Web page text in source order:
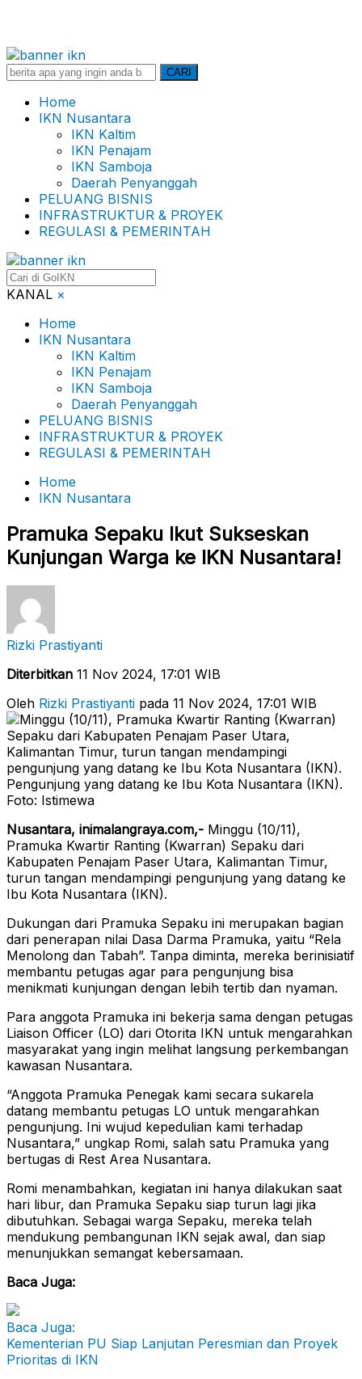
Search
CARI
Home
IKN Nusantara
IKN Kaltim
IKN Penajam
IKN Samboja
Daerah Penyanggah
PELUANG BISNIS
INFRASTRUKTUR & PROYEK
REGULASI & PEMERINTAH
KANAL ×
Home
IKN Nusantara
IKN Kaltim
IKN Penajam
IKN Samboja
Daerah Penyanggah
PELUANG BISNIS
INFRASTRUKTUR & PROYEK
REGULASI & PEMERINTAH
Home
IKN Nusantara
Pramuka Sepaku Ikut Sukseskan
Kunjungan Warga ke IKN Nusantara!
Rizki Prastiyanti
Diterbitkan 11 Nov 2024, 17:01 WIB
Oleh Rizki Prastiyanti pada 11 Nov 2024, 17:01 WIB
Pengunjung yang datang ke Ibu Kota Nusantara (IKN).
Foto: Istimewa
Nusantara, inimalangraya.com,- Minggu (10/11),
Pramuka Kwartir Ranting (Kwarran) Sepaku dari
Kabupaten Penajam Paser Utara, Kalimantan Timur,
turun tangan mendampingi pengunjung yang datang ke
Ibu Kota Nusantara (IKN).
Dukungan dari Pramuka Sepaku ini merupakan bagian
dari penerapan nilai Dasa Darma Pramuka, yaitu “Rela
Menolong dan Tabah”. Tanpa diminta, mereka berinisiatif
membantu petugas agar para pengunjung bisa
menikmati kunjungan dengan lebih tertib dan nyaman.
Para anggota Pramuka ini bekerja sama dengan petugas
Liaison Officer (LO) dari Otorita IKN untuk mengarahkan
masyarakat yang ingin melihat langsung perkembangan
kawasan Nusantara.
“Anggota Pramuka Penegak kami secara sukarela
datang membantu petugas LO untuk mengarahkan
pengunjung. Ini wujud kepedulian kami terhadap
Nusantara,” ungkap Romi, salah satu Pramuka yang
bertugas di Rest Area Nusantara.
Romi menambahkan, kegiatan ini hanya dilakukan saat
hari libur, dan Pramuka Sepaku siap turun lagi jika
dibutuhkan. Sebagai warga Sepaku, mereka telah
mendukung pembangunan IKN sejak awal, dan siap
menunjukkan semangat kebersamaan.
Baca Juga:
Baca Juga:
Kementerian PU Siap Lanjutan Peresmian dan Proyek
Prioritas di IKN